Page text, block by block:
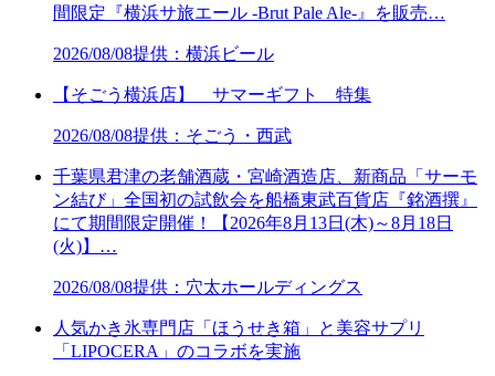
間限定『横浜サ旅エール -Brut Pale Ale-』を販売…
2026/08/08提供：横浜ビール
【そごう横浜店】 サマーギフト 特集
2026/08/08提供：そごう・西武
千葉県君津の老舗酒蔵・宮崎酒造店、新商品「サーモ
ン結び」全国初の試飲会を船橋東武百貨店『銘酒撰』
にて期間限定開催！【2026年8月13日(木)～8月18日
(火)】…
2026/08/08提供：穴太ホールディングス
人気かき氷専門店「ほうせき箱」と美容サプリ
「LIPOCERA」のコラボを実施